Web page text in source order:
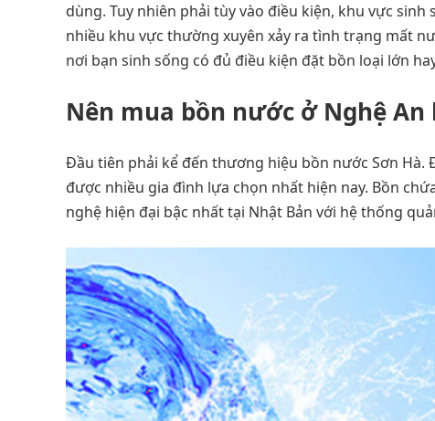
dùng. Tuy nhiên phải tùy vào điều kiện, khu vực
nhiều khu vực thường xuyên xảy ra tình trạng mất
nơi bạn sinh sống có đủ điều kiện đặt bồn loại lớn
Nên mua bồn nước ở Nghệ An
Đầu tiên phải kể đến thương hiệu bồn nước Sơn
được nhiều gia đình lựa chọn nhất hiện nay. Bồn
nghệ hiện đại bậc nhất tại Nhật Bản với hệ thống